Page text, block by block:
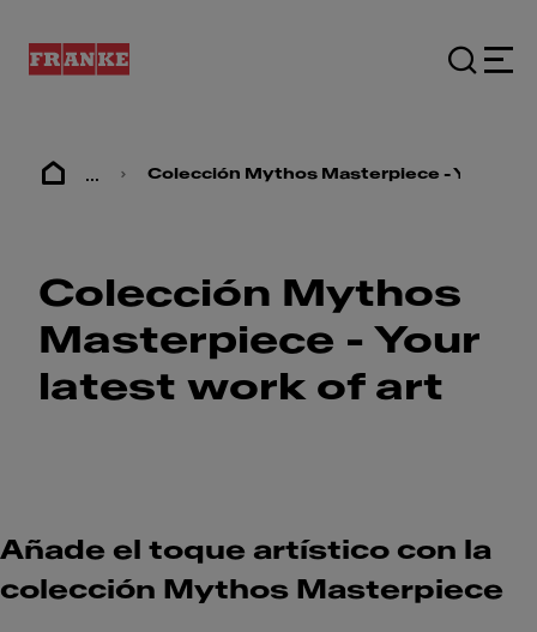
... Colección Mythos Masterpiece - Your
Colección Mythos
Masterpiece - Your
latest work of art
Añade el toque artístico con la
colección Mythos Masterpiece